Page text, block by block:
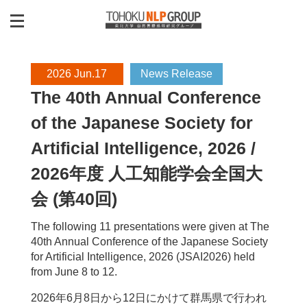
2026 Jun.17 News Release
The 40th Annual Conference
of the Japanese Society for
Artificial Intelligence, 2026 /
2026年度 人工知能学会全国大
会 (第40回)
The following 11 presentations were given at The
40th Annual Conference of the Japanese Society
for Artificial Intelligence, 2026 (JSAI2026) held
from June 8 to 12.
2026年6月8日から12日にかけて群馬県で行われ